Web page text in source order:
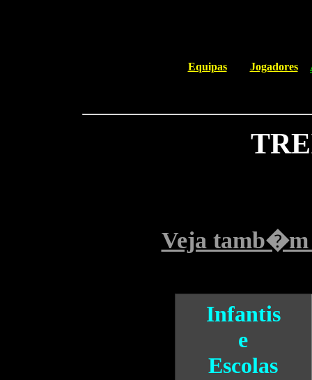
Equipas Jogadores
Veja tamb�m
Infantis
e
Escolas